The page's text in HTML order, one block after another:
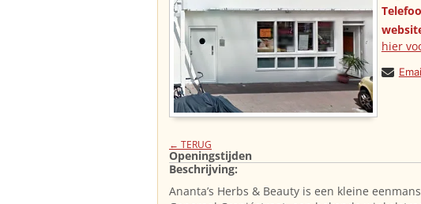
hier
← TERUG
Openingstijden
Beschrijving:
Ananta’s Herbs & Beauty is een kleine